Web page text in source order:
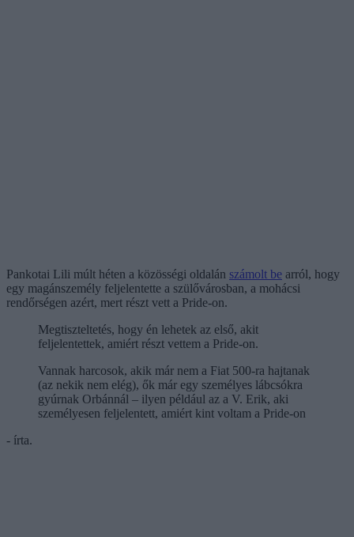
Pankotai Lili múlt héten a közösségi oldalán számolt be arról, hogy
egy magánszemély feljelentette a szülővárosban, a mohácsi
rendőrségen azért, mert részt vett a Pride-on.
Megtiszteltetés, hogy én lehetek az első, akit
feljelentettek, amiért részt vettem a Pride-on.
Vannak harcosok, akik már nem a Fiat 500-ra hajtanak
(az nekik nem elég), ők már egy személyes lábcsókra
gyúrnak Orbánnál – ilyen például az a V. Erik, aki
személyesen feljelentett, amiért kint voltam a Pride-on
- írta.